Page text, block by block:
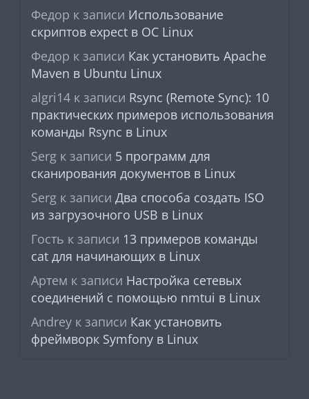
Федор к записи Использование
скриптов expect в ОС Linux
Федор к записи Как установить Apache
Maven в Ubuntu Linux
algri14 к записи Rsync (Remote Sync): 10
практических примеров использования
команды Rsync в Linux
Serg к записи 5 программ для
сканирования документов в Linux
Serg к записи Два способа создать ISO
из загрузочного USB в Linux
Гость к записи 13 примеров команды
cat для начинающих в Linux
Артем к записи Настройка сетевых
соединений с помощью nmtui в Linux
Andrey к записи Как установить
фреймворк Symfony в Linux